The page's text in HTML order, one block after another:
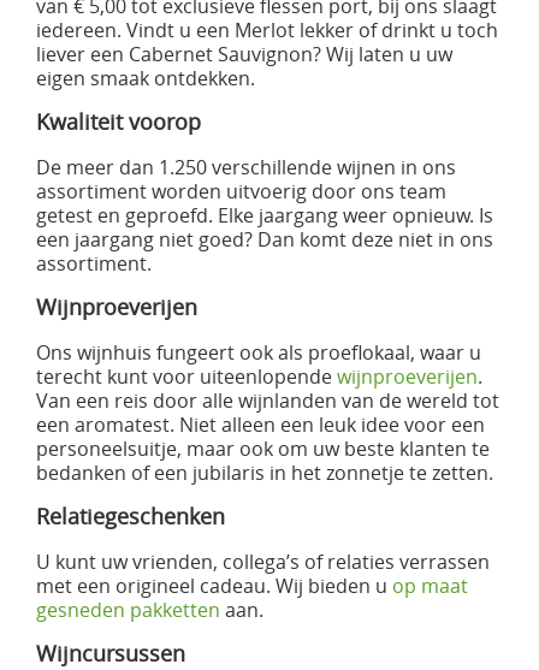
van € 5,00 tot exclusieve flessen port, bij ons slaagt
iedereen. Vindt u een Merlot lekker of drinkt u toch
liever een Cabernet Sauvignon? Wij laten u uw
eigen smaak ontdekken.
Kwaliteit voorop
De meer dan 1.250 verschillende wijnen in ons
assortiment worden uitvoerig door ons team
getest en geproefd. Elke jaargang weer opnieuw. Is
een jaargang niet goed? Dan komt deze niet in ons
assortiment.
Wijnproeverijen
Ons wijnhuis fungeert ook als proeflokaal, waar u
terecht kunt voor uiteenlopendewijnproeverijen.
Van een reis door alle wijnlanden van de wereld tot
een aromatest. Niet alleen een leuk idee voor een
personeelsuitje, maar ook om uw beste klanten te
bedanken of een jubilaris in het zonnetje te zetten.
Relatiegeschenken
U kunt uw vrienden, collega’s of relaties verrassen
met een origineel cadeau. Wij bieden u op maat
gesneden pakketten aan.
Wijncursussen